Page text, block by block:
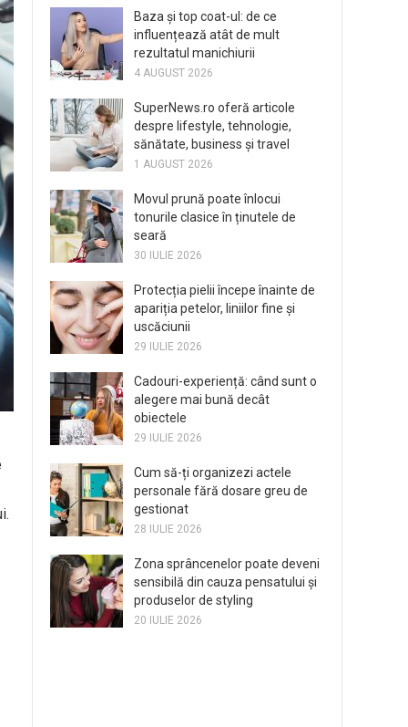
Baza și top coat-ul: de ce
influențează atât de mult
rezultatul manichiurii
4 AUGUST 2026
SuperNews.ro oferă articole
despre lifestyle, tehnologie,
sănătate, business și travel
1 AUGUST 2026
Movul prună poate înlocui
tonurile clasice în ținutele de
seară
30 IULIE 2026
Protecția pielii începe înainte de
apariția petelor, liniilor fine și
uscăciunii
29 IULIE 2026
Cadouri-experiență: când sunt o
alegere mai bună decât
obiectele
29 IULIE 2026
Cum să-ți organizezi actele
personale fără dosare greu de
gestionat
28 IULIE 2026
Zona sprâncenelor poate deveni
sensibilă din cauza pensatului și
produselor de styling
20 IULIE 2026